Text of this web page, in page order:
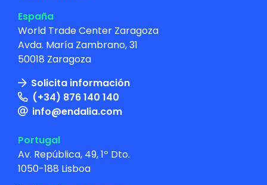
España
World Trade Center Zaragoza
Avda. María Zambrano, 31
50018 Zaragoza
Solicita información
(+34) 876 140 140
info@endalia.com
Portugal
Av. República, 49, 1º Dto.
1050-188 Lisboa